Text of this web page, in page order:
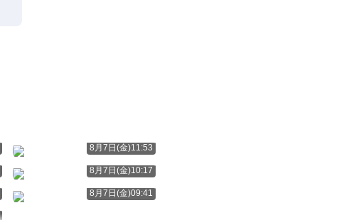
8月7日(金)11:53
8月7日(金)10:17
8月7日(金)09:41